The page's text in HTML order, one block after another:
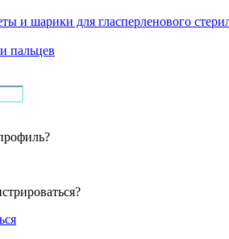
и шарики для гласперленового
пальцев